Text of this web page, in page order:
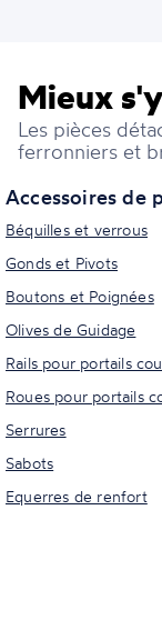
Mieux
Les pièces
ferronniers et
Accessoires de
Béquilles et verrous
Gonds et Pivots
Boutons et Poignées
Olives de Guidage
Rails pour portails
Roues pour portails
Serrures
Sabots
Equerres de renfort